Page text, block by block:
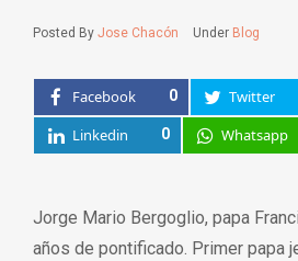
Posted By Jose Chacón Under Blog
Facebook 0 Twitter
Linkedin 0 Whatsapp
Jorge Mario Bergoglio, papa
años de pontificado. Primer papa